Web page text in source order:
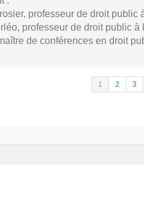
professeur de droit public
professeur de droit public
de conférences en droit
1 2 3